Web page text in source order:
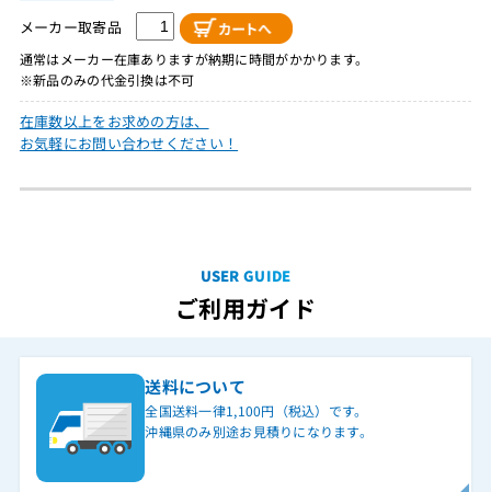
メーカー取寄品
通常はメーカー在庫ありますが納期に時間がかかります。
※新品のみの代金引換は不可
在庫数以上をお求めの方は、
お気軽にお問い合わせください！
USER GUIDE
ご利用ガイド
送料について
全国送料一律1,100円（税込）です。
沖縄県のみ別途お見積りになります。